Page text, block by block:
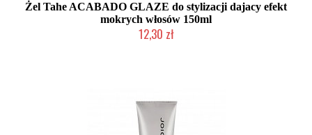
Żel Tahe ACABADO GLAZE do stylizacji dajacy efekt
mokrych włosów 150ml
12,30 zł